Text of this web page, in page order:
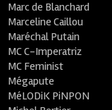
Marc de Blanchard
Marceline Caillou
Maréchal Putain
MC C-Imperatriz
MC Feminist
Mégapute
MéLODiK PiNPON